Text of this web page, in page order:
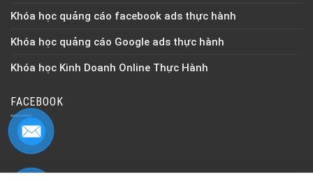
Khóa học quảng cáo facebook ads thực hành
Khóa học quảng cáo Google ads thực hành
Khóa học Kinh Doanh Online Thực Hành
FACEBOOK